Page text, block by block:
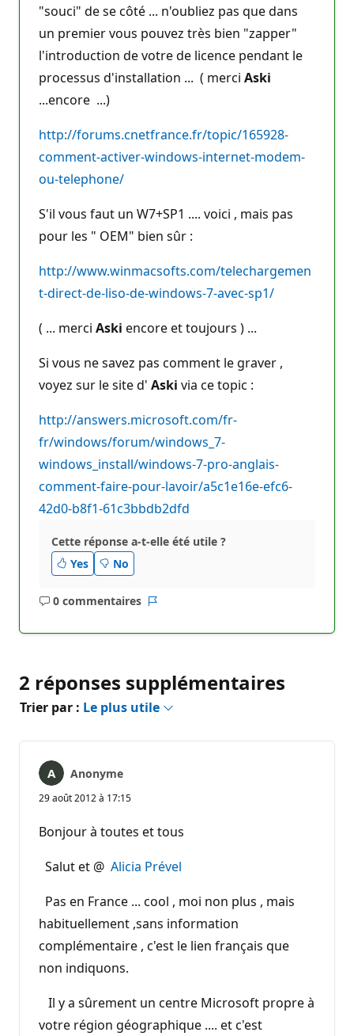
"souci" de se côté ... n'oubliez pas que dans
un premier vous pouvez très bien "zapper"
l'introduction de votre de licence pendant le
processus d'installation ... ( merci Aski
...encore ...)
http://forums.cnetfrance.fr/topic/165928-
comment-activer-windows-internet-modem-
ou-telephone/
S'il vous faut un W7+SP1 .... voici , mais pas
pour les " OEM" bien sûr :
http://www.winmacsofts.com/telechargemen
t-direct-de-liso-de-windows-7-avec-sp1/
( ... merci Aski encore et toujours ) ...
Si vous ne savez pas comment le graver ,
voyez sur le site d' Aski via ce topic :
http://answers.microsoft.com/fr-
fr/windows/forum/windows_7-
windows_install/windows-7-pro-anglais-
comment-faire-pour-lavoir/a5c1e16e-efc6-
42d0-b8f1-61c3bbdb2dfd
Cette réponse a-t-elle été utile ?
Yes
No
0 commentaires
Aucun
2 réponses supplémentaires
Trier par : Le plus utile
Anonyme
29 août 2012 à 17:15
Bonjour à toutes et tous
Salut et @ Alicia Prével
Pas en France ... cool , moi non plus , mais
habituellement ,sans information
complémentaire , c'est le lien français que
non indiquons.
Il y a sûrement un centre Microsoft propre à
votre région géographique .... et c'est